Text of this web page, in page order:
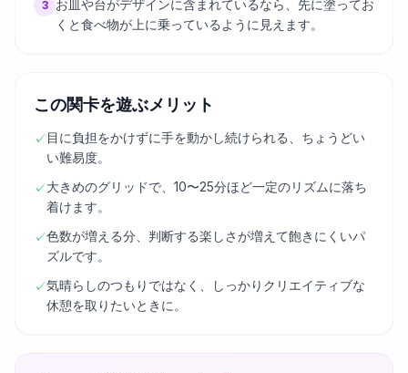
3
お皿や台がデザインに含まれているなら、先に塗ってお
くと食べ物が上に乗っているように見えます。
この関卡を遊ぶメリット
✓ 目に負担をかけずに手を動かし続けられる、ちょうどい
い難易度。
✓大きめのグリッドで、10〜25分ほど一定のリズムに落ち
着けます。
✓色数が増える分、判断する楽しさが増えて飽きにくいパ
ズルです。
✓気晴らしのつもりではなく、しっかりクリエイティブな
休憩を取りたいときに。